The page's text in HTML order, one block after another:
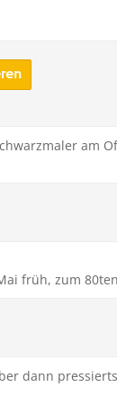
am
früh, zum
dann pressierts